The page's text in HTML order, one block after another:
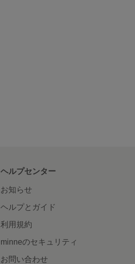
ヘルプセンター
お知らせ
ヘルプとガイド
利用規約
minneのセキュリティ
お問い合わせ